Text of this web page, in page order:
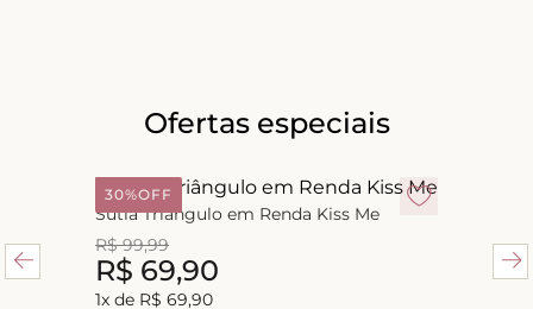
Ofertas especiais
30%OFF
Sutiã Triângulo em Renda Kiss Me
R$ 99,99
R$ 69,90
1x de R$ 69,90